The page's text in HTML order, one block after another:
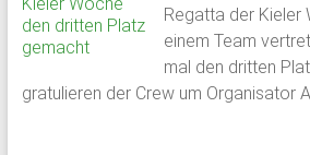
Regatta der Kieler
einem Team
mal den dritten
gratulieren der Crew um Organisator